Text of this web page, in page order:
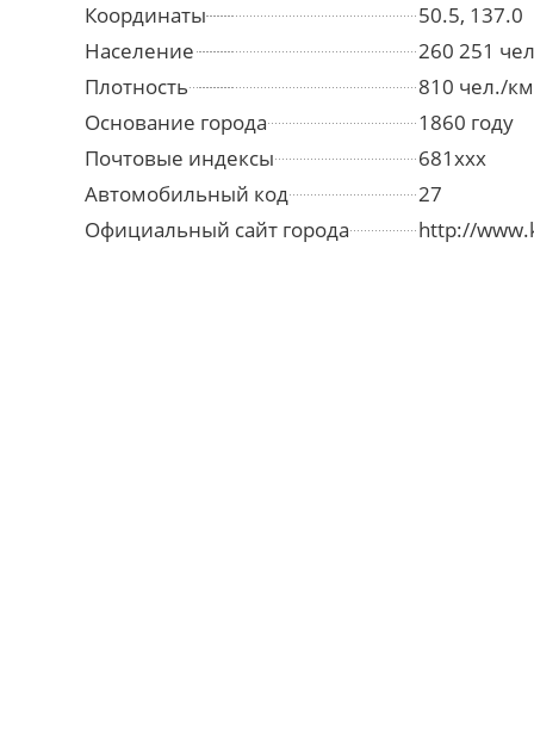
Координаты
50.5, 137.0
Население
260 251
Плотность
810 чел./
Основание города
1860 году
Почтовые индексы
681ххх
Автомобильный код
27
Официальный сайт города
http://